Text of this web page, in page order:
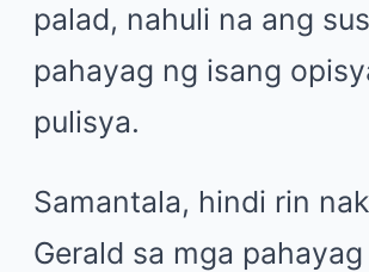
palad, nahuli na ang
pahayag ng isang
pulisya.
Samantala, hindi rin
Gerald sa mga